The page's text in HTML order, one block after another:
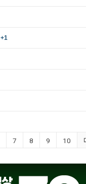
+1
7 8 9 10